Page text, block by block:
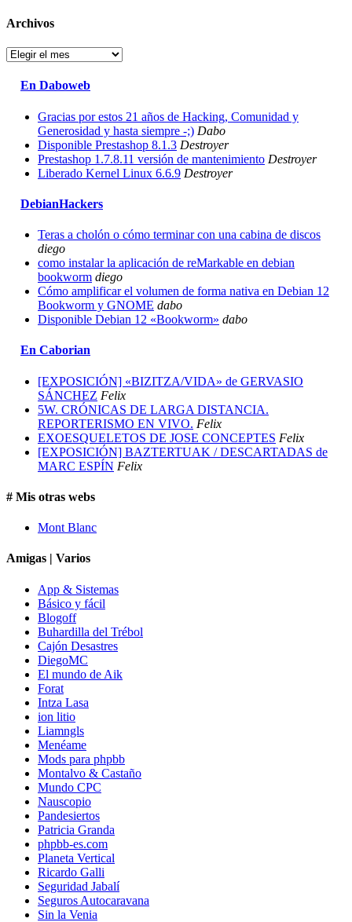
Archivos
Archivos
En Daboweb
Gracias por estos 21 años de Hacking, Comunidad y
Generosidad y hasta siempre -;) Dabo
Disponible Prestashop 8.1.3 Destroyer
Prestashop 1.7.8.11 versión de mantenimiento Destroyer
Liberado Kernel Linux 6.6.9 Destroyer
DebianHackers
Teras a cholón o cómo terminar con una cabina de discos
diego
como instalar la aplicación de reMarkable en debian
bookworm diego
Cómo amplificar el volumen de forma nativa en Debian 12
Bookworm y GNOME dabo
Disponible Debian 12 «Bookworm» dabo
En Caborian
[EXPOSICIÓN] «BIZITZA/VIDA» de GERVASIO
SÁNCHEZ Felix
5W. CRÓNICAS DE LARGA DISTANCIA.
REPORTERISMO EN VIVO. Felix
EXOESQUELETOS DE JOSE CONCEPTES Felix
[EXPOSICIÓN] BAZTERTUAK / DESCARTADAS de
MARC ESPÍN Felix
# Mis otras webs
Mont Blanc
Amigas | Varios
App & Sistemas
Básico y fácil
Blogoff
Buhardilla del Trébol
Cajón Desastres
DiegoMC
El mundo de Aik
Forat
Intza Lasa
ion litio
Liamngls
Menéame
Mods para phpbb
Montalvo & Castaño
Mundo CPC
Nauscopio
Pandesiertos
Patricia Granda
phpbb-es.com
Planeta Vertical
Ricardo Galli
Seguridad Jabalí
Seguros Autocaravana
Sin la Venia